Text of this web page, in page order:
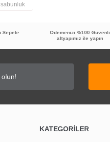
sabunluk
Sepete
Ödemenizi %100 Güvenli
altyapımız ile yapın
KATEGORİLER